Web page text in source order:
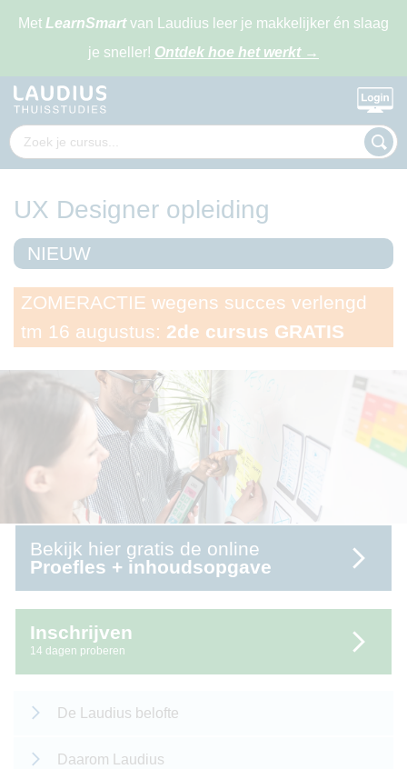
Met LearnSmartvan Laudius leer je makkelijker én slaag
je sneller! Ontdek hoe het werkt →
UX Designer opleiding
NIEUW
ZOMERACTIE wegens succes verlengd
tm 16 augustus: 2de cursus GRATIS
Bekijk hier gratis de online
Proefles + inhoudsopgave
Inschrijven
14 dagen proberen
De Laudius belofte
Daarom Laudius